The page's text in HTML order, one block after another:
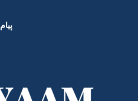
پیام